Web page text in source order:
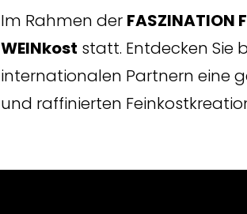
Im Rahmen der FASZINATION
WEINkost statt. Entdecken Sie
internationalen Partnern eine
und raffinierten